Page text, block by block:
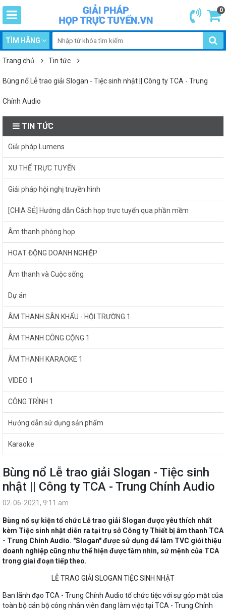
0
TÌM HÃNG
Trang chủ Tin tức
Bùng nổ Lễ trao giải Slogan - Tiệc sinh nhật || Công ty TCA - Trung
Chính Audio
TIN TỨC
Giải pháp Lumens
XU THẾ TRỰC TUYẾN
Giải pháp hội nghị truyền hình
[CHIA SẺ] Hướng dẫn Cách họp trực tuyến qua phần mềm
Âm thanh phòng họp
HOẠT ĐỘNG DOANH NGHIỆP
Âm thanh và Cuộc sống
Dự án
ÂM THANH SÂN KHẤU - HỘI TRƯỜNG 1
ÂM THANH CÔNG CỘNG 1
ÂM THANH KARAOKE 1
VIDEO 1
CÔNG TRÌNH 1
Hướng dẫn sử dụng sản phẩm
Karaoke
Bùng nổ Lễ trao giải Slogan - Tiệc sinh
nhật || Công ty TCA - Trung Chính Audio
02-06-2021, 9:11 am
Bùng nổ sự kiện tổ chức Lễ trao giải Slogan được yêu thích nhất
kèm Tiệc sinh nhật diễn ra tại trụ sở Công ty Thiết bị âm thanh TCA
- Trung Chính Audio. "Slogan" được sử dụng để làm TVC giới thiệu
doanh nghiệp cũng như thể hiện được tầm nhìn, sứ mệnh của TCA
trong giai đoạn tiếp theo.
LỄ TRAO GIẢI SLOGAN TIỆC SINH NHẬT
Ban lãnh đạo TCA - Trung Chính Audio tổ chức tiệc với sự góp mặt của
toàn bộ cán bộ công nhân viên đang làm việc tại TCA - Trung Chính